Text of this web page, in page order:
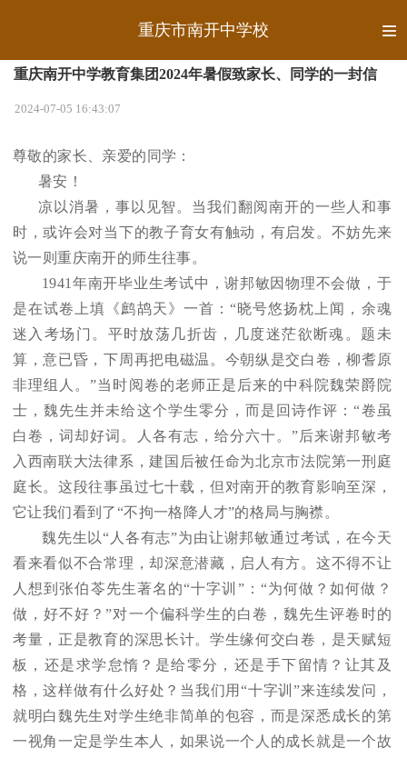
重庆市南开中学校
重庆南开中学教育集团2024年暑假致家长、同学的一封信
2024-07-05 16:43:07
尊敬的家长、亲爱的同学：
暑安！
凉以消暑，事以见智。当我们翻阅南开的一些人和事
时，或许会对当下的教子育女有触动，有启发。不妨先来
说一则重庆南开的师生往事。
1941 年南开毕业生考试中，谢邦敏因物理不会做，于
是在试卷上填《鹧鸪天》一首：“晓号悠扬枕上闻，余魂
迷入考场门。平时放荡几折齿，几度迷茫欲断魂。题未
算，意已昏，下周再把电磁温。今朝纵是交白卷，柳耆原
非理组人。”当时阅卷的老师正是后来的中科院魏荣爵院
士，魏先生并未给这个学生零分，而是回诗作评：“卷虽
白卷，词却好词。人各有志，给分六十。”后来谢邦敏考
入西南联大法律系，建国后被任命为北京市法院第一刑庭
庭长。这段往事虽过七十载，但对南开的教育影响至深，
它让我们看到了“不拘一格降人才”的格局与胸襟。
魏先生以“人各有志”为由让谢邦敏通过考试，在今天
看来看似不合常理，却深意潜藏，启人有方。这不得不让
人想到张伯苓先生著名的“十字训”：“为何做？如何做？
做，好不好？”对一个偏科学生的白卷，魏先生评卷时的
考量，正是教育的深思长计。学生缘何交白卷，是天赋短
板，还是求学怠惰？是给零分，还是手下留情？让其及
格，这样做有什么好处？当我们用“十字训”来连续发问，
就明白魏先生对学生绝非简单的包容，而是深悉成长的第
一视角一定是学生本人，如果说一个人的成长就是一个故